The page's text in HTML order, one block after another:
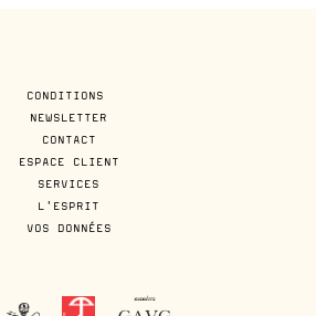
CONDITIONS
NEWSLETTER
CONTACT
ESPACE CLIENT
SERVICES
L'ESPRIT
VOS DONNÉES